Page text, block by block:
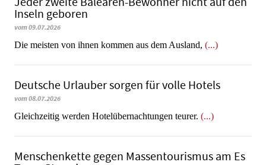
Inseln geboren
vom 09.07.2026
Die meisten von ihnen kommen aus dem Ausland, (...)
Deutsche Urlauber sorgen für volle Hotels
vom 08.07.2026
Gleichzeitig werden Hotelübernachtungen teurer. (...)
Menschenkette gegen Massentourismus am Es